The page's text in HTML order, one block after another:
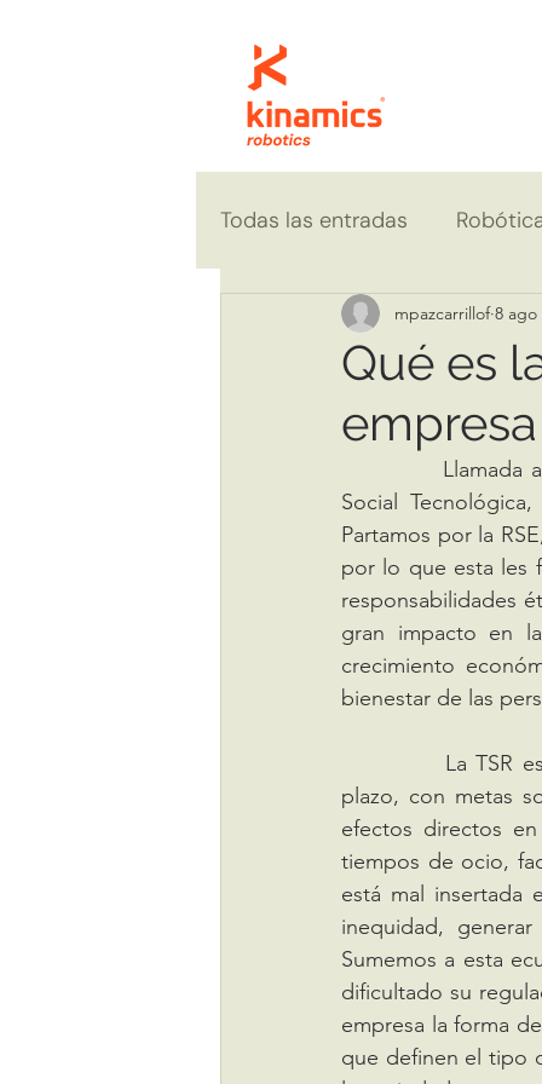
Todas las entradas
Casos y resultados
Qué es
mpazcarrillof 8 ago
Social
Partamos por la
por lo que esta les
responsabilidades
gran impacto en
crecimiento
bienestar de las
plazo, con metas
efectos directos
tiempos de ocio,
está mal insertada
inequidad,
Sumemos a esta
dificultado su
empresa la forma
que definen el tipo